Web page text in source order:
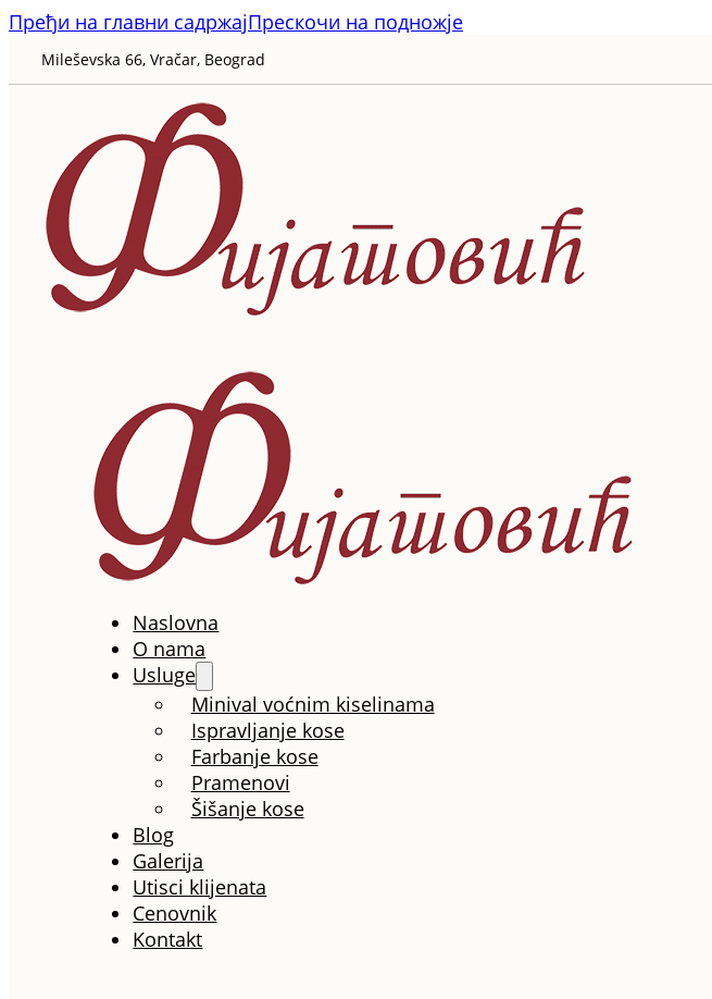
Пређи на главни садржајПрескочи на подножје
Mileševska 66, Vračar, Beograd
Naslovna
O nama
Usluge
Minival voćnim kiselinama
Ispravljanje kose
Farbanje kose
Pramenovi
Šišanje kose
Blog
Galerija
Utisci klijenata
Cenovnik
Kontakt